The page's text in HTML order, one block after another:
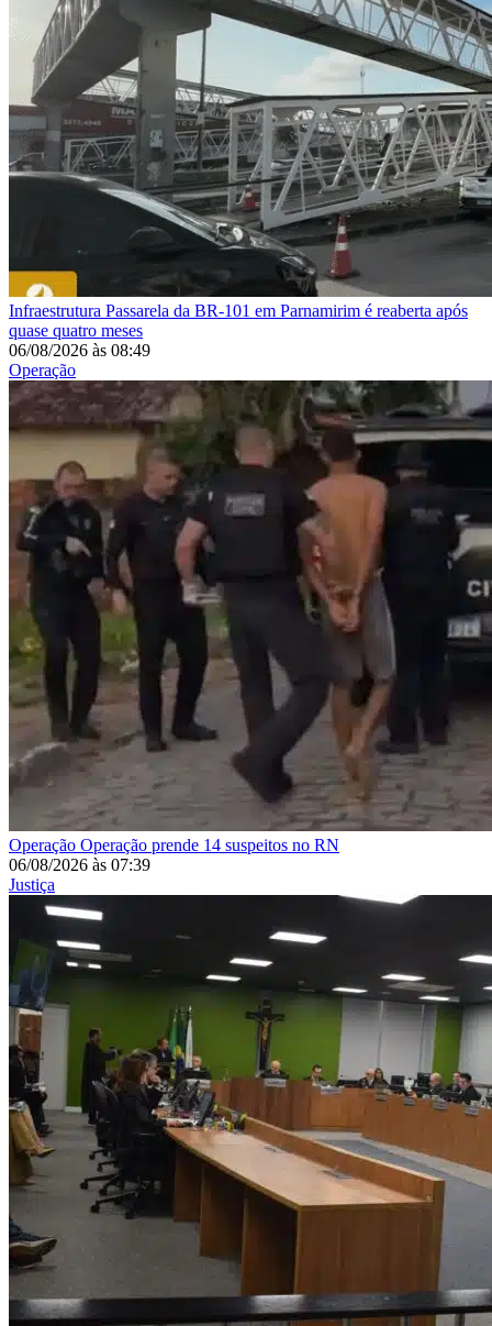
Infraestrutura Passarela da BR-101 em Parnamirim é reaberta após
quase quatro meses
06/08/2026 às 08:49
Operação
Operação Operação prende 14 suspeitos no RN
06/08/2026 às 07:39
Justiça